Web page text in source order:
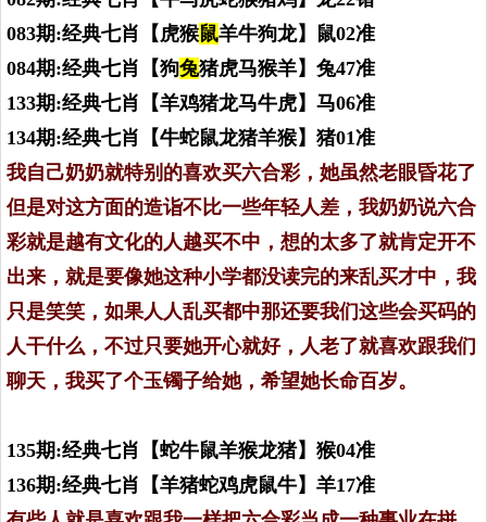
083期:经典七肖【虎猴鼠羊牛狗龙】鼠02准
084期:经典七肖【狗兔猪虎马猴羊】兔47准
133期:经典七肖【羊鸡猪龙马牛虎】马06准
134期:经典七肖【牛蛇鼠龙猪羊猴】猪01准
我自己奶奶就特别的喜欢买六合彩，她虽然老眼昏花了
但是对这方面的造诣不比一些年轻人差，我奶奶说六合
彩就是越有文化的人越买不中，想的太多了就肯定开不
出来，就是要像她这种小学都没读完的来乱买才中，我
只是笑笑，如果人人乱买都中那还要我们这些会买码的
人干什么，不过只要她开心就好，人老了就喜欢跟我们
聊天，我买了个玉镯子给她，希望她长命百岁。
135期:经典七肖【蛇牛鼠羊猴龙猪】猴04准
136期:经典七肖【羊猪蛇鸡虎鼠牛】羊17准